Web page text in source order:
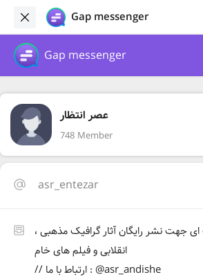
Gap messenger
Gap messenger
عصر انتظار
748 Member
asr_entezar
جهت نشر رایگان آثار گرافیک مذهبی ،
انقلابی و فیلم های خام
// ارتباط با ما : @asr_andishe